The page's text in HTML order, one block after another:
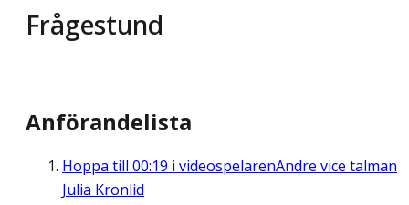
Frågestund
Anförandelista
Hoppa till 00:19 i videospelarenAndre vice talman
Julia Kronlid